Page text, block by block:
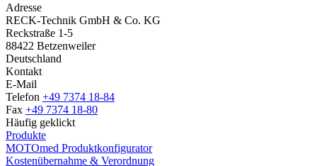
Adresse
RECK-Technik GmbH & Co. KG
Reckstraße 1-5
88422 Betzenweiler
Deutschland
Kontakt
E-Mail
Telefon +49 7374 18-84
Fax +49 7374 18-80
Häufig geklickt
Produkte
MOTOmed Produktkonfigurator
Kostenübernahme & Verordnung